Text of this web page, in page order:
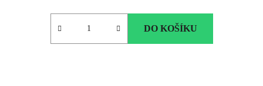
DO KOŠÍKU